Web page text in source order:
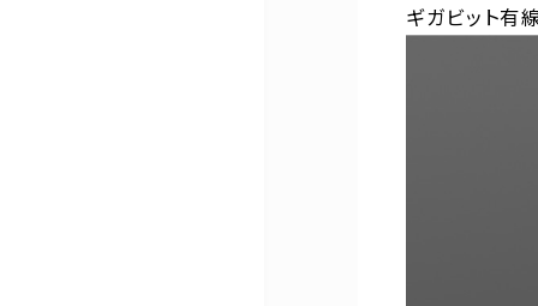
ギガビット有